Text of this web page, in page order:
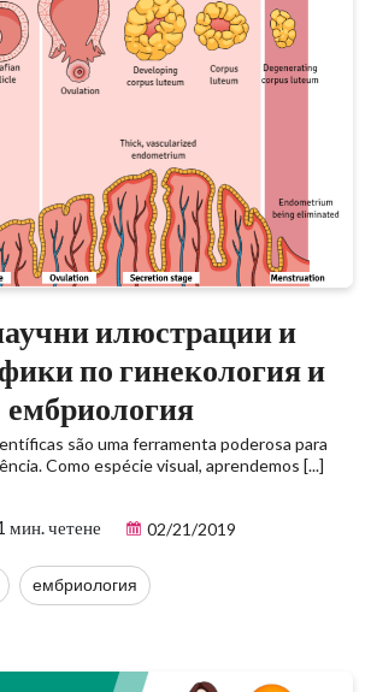
илюстрации и
по гинекология и
ембриология
são uma ferramenta poderosa para
Como espécie visual, aprendemos [...]
мин. четене 02/21/2019
ембриология